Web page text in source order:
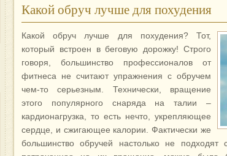
Какой обруч лучше для похудения
Какой обруч лучше для похудения? Тот,
который встроен в беговую дорожку! Строго
говоря, большинство профессионалов от
фитнеса не считают упражнения с обручем
чем-то серьезным. Технически, вращение
этого популярного снаряда на талии –
кардионагрузка, то есть нечто, укрепляющее
сердце, и сжигающее калории. Фактически же
большинство обручей настолько не подходят